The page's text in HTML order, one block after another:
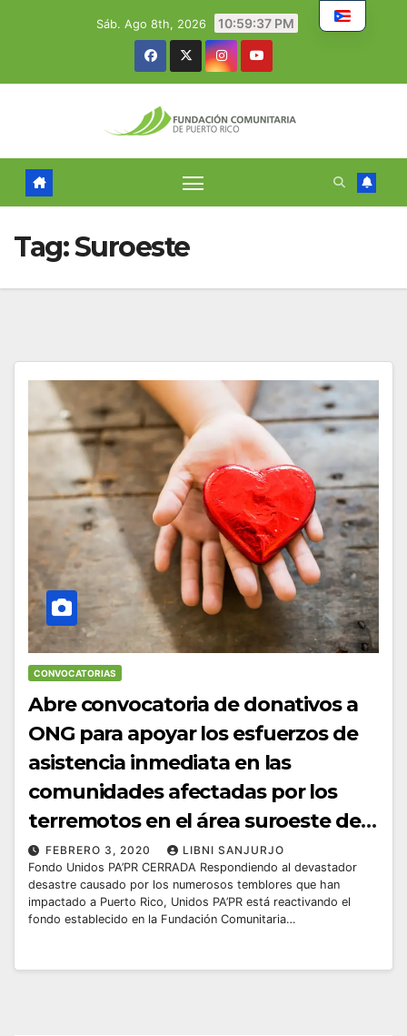
Sáb. Ago 8th, 2026 10:59:38 PM
Tag:Suroeste
CONVOCATORIAS
Abre convocatoria de donativos a
ONG para apoyar los esfuerzos de
asistencia inmediata en las
comunidades afectadas por los
terremotos en el área suroeste de
la Isla
FEBRERO 3, 2020
LIBNI SANJURJO
Fondo Unidos PA’PR CERRADA Respondiendo al devastador
desastre causado por los numerosos temblores que han
impactado a Puerto Rico, Unidos PA’PR está reactivando el
fondo establecido en la Fundación Comunitaria…